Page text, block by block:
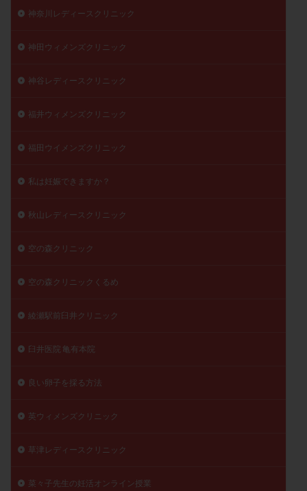
神奈川レディースクリニック
神田ウィメンズクリニック
神谷レディースクリニック
福井ウィメンズクリニック
福田ウイメンズクリニック
私は妊娠できますか？
秋山レディースクリニック
空の森クリニック
空の森クリニックくるめ
綾瀬駅前臼井クリニック
臼井医院 亀有本院
良い卵子を採る方法
英ウィメンズクリニック
草津レディースクリニック
菜々子先生の妊活オンライン授業